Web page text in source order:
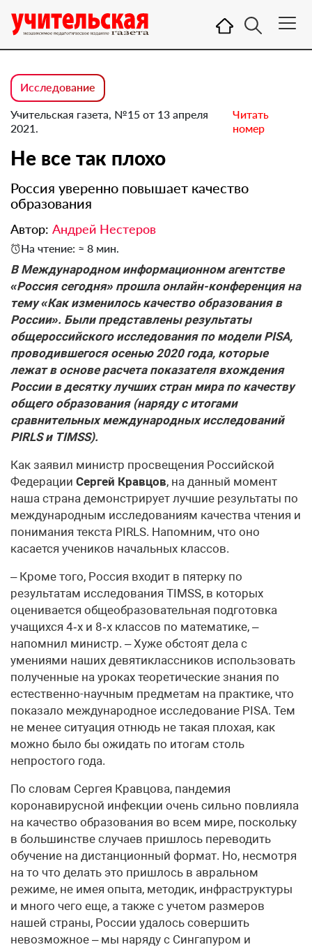
Исследование
Учительская газета, №15 от 13 апреля
2021.
Читать
номер
Не все так плохо
Россия уверенно повышает качество
образования
Автор: Андрей Нестеров
На чтение: ≈ 8 мин.
В Международном информационном агентстве
«Россия сегодня» прошла онлайн-конференция на
тему «Как изменилось качество образования в
России». Были представлены результаты
общероссийского исследования по модели PISA,
проводившегося осенью 2020 года, которые
лежат в основе расчета показателя вхождения
России в десятку лучших стран мира по качеству
общего образования (наряду с итогами
сравнительных международных исследований
PIRLS и TIMSS).
Как заявил министр просвещения Российской
Федерации Сергей Кравцов, на данный момент
наша страна демонстрирует лучшие результаты по
международным исследованиям качества чтения и
понимания текста PIRLS. Напомним, что оно
касается учеников начальных классов.
– Кроме того, Россия входит в пятерку по
результатам исследования TIMSS, в которых
оценивается общеобразовательная подготовка
учащихся 4‑х и 8‑х классов по математике, –
напомнил министр. – Хуже обстоят дела с
умениями наших девятиклас­сников использовать
полученные на уроках теоретические знания по
естественно-научным предметам на практике, что
показало международное исследование PISA. Тем
не менее ситуация отнюдь не такая плохая, как
можно было бы ожидать по итогам столь
непростого года.
По словам Сергея Кравцова, пандемия
коронавирусной инфекции очень сильно повлияла
на качество образования во всем мире, поскольку
в большинстве случаев пришлось переводить
обучение на дистанционный формат. Но, несмотря
на то что делать это пришлось в авральном
режиме, не имея опыта, методик, инфраструктуры
и много чего еще, а также с учетом размеров
нашей страны, России удалось совершить
невозможное – мы наряду с Сингапуром и